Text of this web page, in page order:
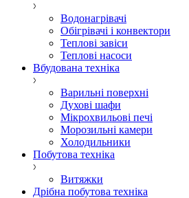
Водонагрівачі
Обігрівачі і конвектори
Теплові завіси
Теплові насоси
Вбудована техніка
Варильні поверхні
Духові шафи
Мікрохвильові печі
Морозильні камери
Холодильники
Побутова техніка
Витяжки
Дрібна побутова техніка